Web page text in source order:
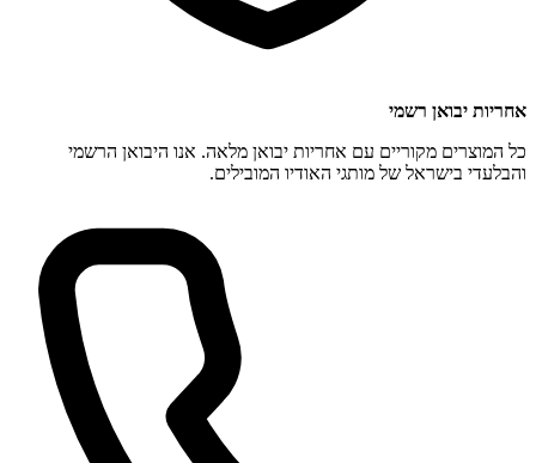
אחריות יבואן רשמי
כל המוצרים מקוריים עם אחריות יבואן מלאה. אנו היבואן הרשמי
והבלעדי בישראל של מותגי האודיו המובילים.